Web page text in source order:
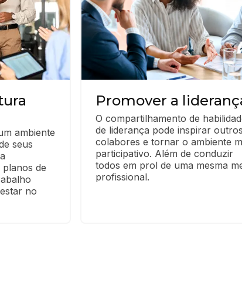
ambiente
seus
de
no
Promover a
O compartilhamento de
de liderança pode inspirar outros
colabores e tornar o ambiente
participativo. Além de conduzir
todos em prol de uma mesma
profissional.